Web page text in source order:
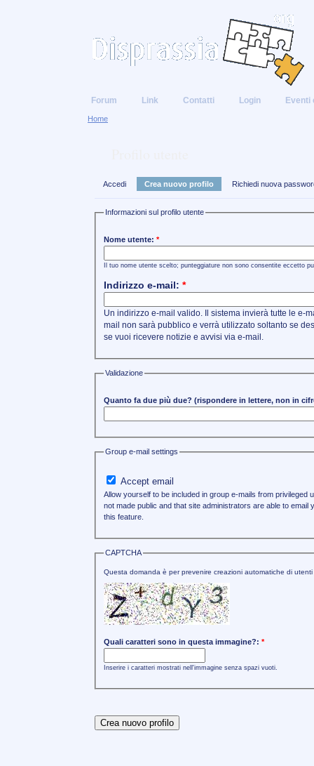
Forum Link Contatti Login Eventi
Home
Accedi Crea nuovo profilo Richiedi nuova
Informazioni sul profilo utente
Nome utente: *
Il tuo nome utente scelto; punteggiature non sono consentite eccetto
Indirizzo e-mail: *
Un indirizzo e-mail valido. Il sistema invierà tutte le e-
mail non sarà pubblico e verrà utilizzato soltanto se
se vuoi ricevere notizie e avvisi via e-mail.
Validazione
Quanto fa due più due? (rispondere in lettere, non in
Group e-mail settings
Accept email
Allow yourself to be included in group e-mails from privileged
not made public and that site administrators are able to email
this feature.
CAPTCHA
Questa domanda è per prevenire creazioni automatiche di
Quali caratteri sono in questa immagine?: *
Inserire i caratteri mostrati nell'immagine senza spazi vuoti.